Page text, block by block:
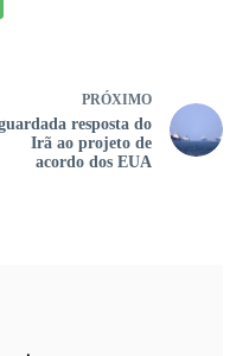
PRÓXIMO
resposta do
Irã ao projeto de
acordo dos EUA